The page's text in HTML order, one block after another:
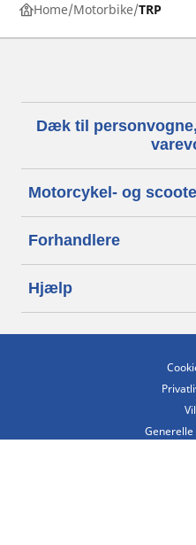
Home Motorbike TRP
Dæk til
Motorcykel- og
Forhandlere
Hjælp